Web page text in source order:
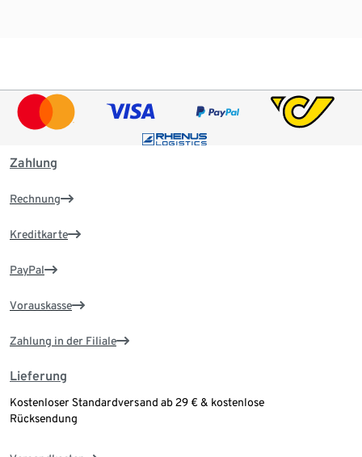
Zahlung
Rechnung
Kreditkarte
PayPal
Vorauskasse
Zahlung in der Filiale
Lieferung
Kostenloser Standardversand ab 29 € & kostenlose
Rücksendung